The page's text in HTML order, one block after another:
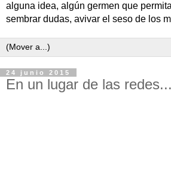
alguna idea, algún germen que
sembrar dudas, avivar el seso de los
24 junio 2015
En un lugar de las redes...